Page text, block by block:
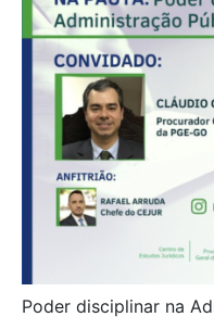
Poder disciplinar na